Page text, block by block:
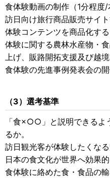
食体験動画の制作（1分程度/
訪日向け旅行商品販売サイ
体験コンテンツを商品化す
体験に関する農林水産物・
上げ、販路開拓支援及び越
食体験の先進事例発表会の
（3）選考基準
「食×○○」と説明できるよ
るか。
訪日観光客が体験したくな
日本の食文化が世界へ効果
食体験に絡めた食・食品の